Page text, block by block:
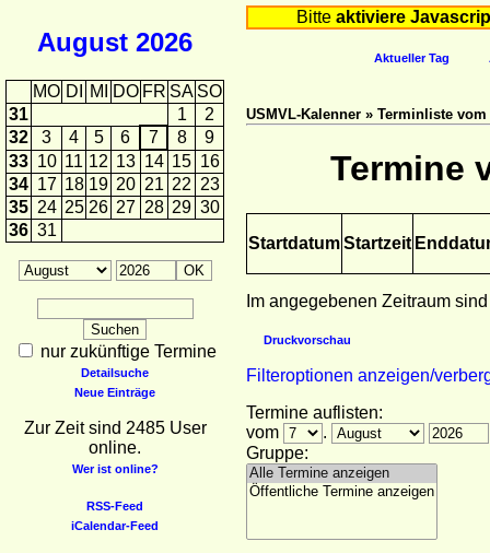
August 2026
MO DI MI DO FR SA SO
31
1
2
32
3 4 5 6 7 8
9
33 10 11 12 13 14 15 16
34 17 18 19 20 21 22 23
35 24 25 26 27 28 29 30
36 31
nur zukünftige Termine
Detailsuche
Neue Einträge
Zur Zeit sind 2485 User
online.
Wer ist online?
RSS-Feed
iCalendar-Feed
Bitte aktiviere
Aktueller Tag
USMVL-Kalenner » Terminliste vom
Termine
StartdatumStartzeit
Im angegebenen Zeitraum
Druckvorschau
Filteroptionen anzeigen/
Termine auflisten:
vom
.
Gruppe: